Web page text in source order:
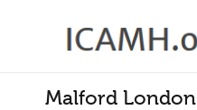
Malford London